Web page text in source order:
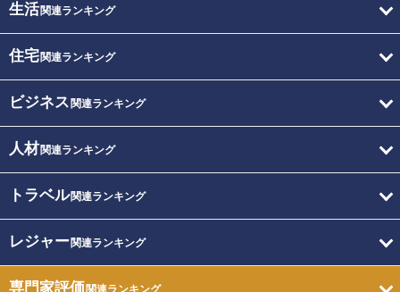
生活関連ランキング
住宅関連ランキング
ビジネス 関連ランキング
人材関連ランキング
トラベル関連ランキング
レジャー関連ランキング
専門家評価